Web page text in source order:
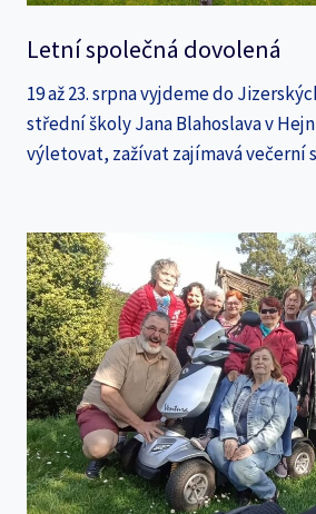
Letní společná dovolená
19 až 23. srpna vyjdeme do
střední školy Jana Blahoslava v
výletovat, zažívat zajímavá